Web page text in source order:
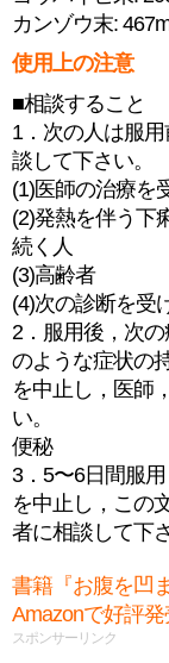
カンゾウ末:
使用上の注意
■相談すること
1．次の人は服
談して下さい。
(1)医師の治療を
(2)発熱を伴う下
続く人
(3)高齢者
(4)次の診断
2．服用後，次
のような症状の
を中止し，医師
い。
便秘
3．5〜6日間服
を中止し，この
者に相談して下さ
書籍『お腹を凹
Amazonで好評発
スポンサーリンク